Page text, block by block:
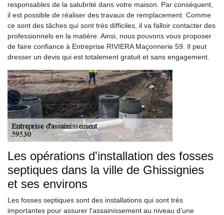
responsables de la salubrité dans votre maison. Par conséquent,
il est possible de réaliser des travaux de remplacement. Comme
ce sont des tâches qui sont très difficiles, il va falloir contacter des
professionnels en la matière. Ainsi, nous pouvons vous proposer
de faire confiance à Entreprise RIVIERA Maçonnerie 59. Il peut
dresser un devis qui est totalement gratuit et sans engagement.
Les opérations d'installation des fosses
septiques dans la ville de Ghissignies
et ses environs
Les fosses septiques sont des installations qui sont très
importantes pour assurer l'assainissement au niveau d'une